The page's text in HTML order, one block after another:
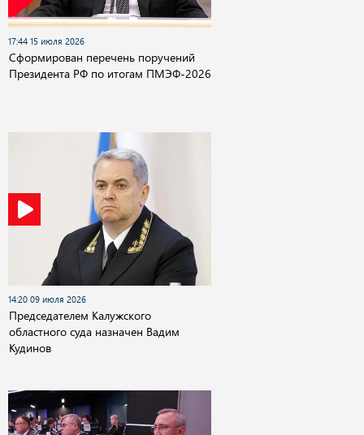
17:44 15 июля 2026
Сформирован перечень поручений
Президента РФ по итогам ПМЭФ-2026
14:20 09 июля 2026
Председателем Калужского
областного суда назначен Вадим
Кудинов